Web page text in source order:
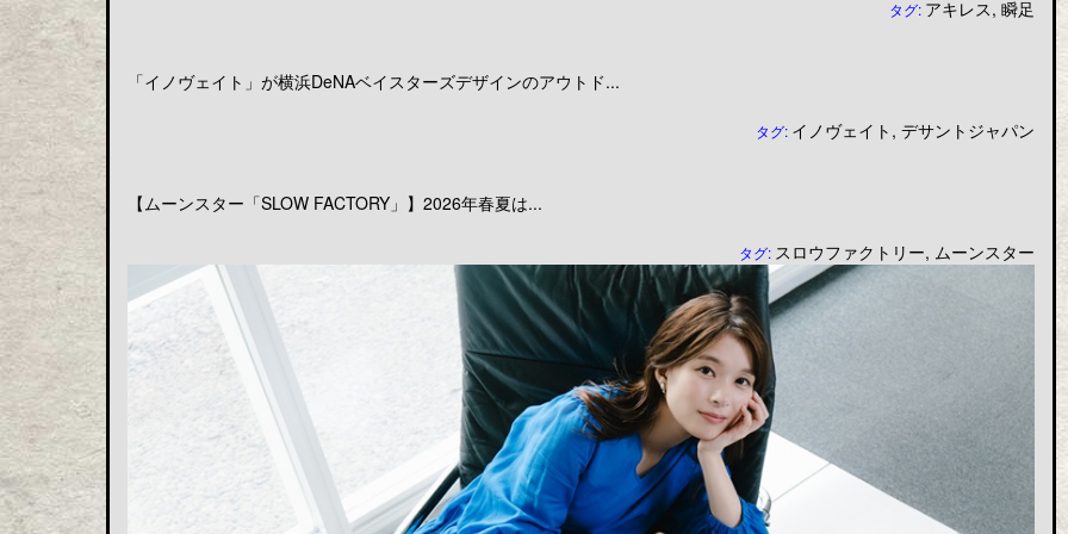
タグ: アキレス, 瞬足
「イノヴェイト」が横浜DeNAベイスターズデザインのアウトド...
タグ: イノヴェイト , デサントジャパン
【ムーンスター「SLOW FACTORY」】2026年春夏は...
タグ: スロウファクトリー, ムーンスター